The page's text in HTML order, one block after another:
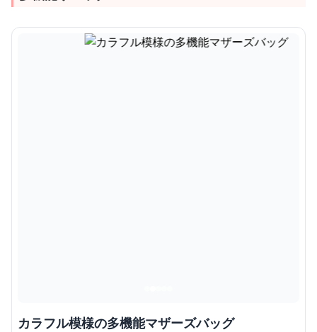
カラフル模様の多機能マザーズバッグ